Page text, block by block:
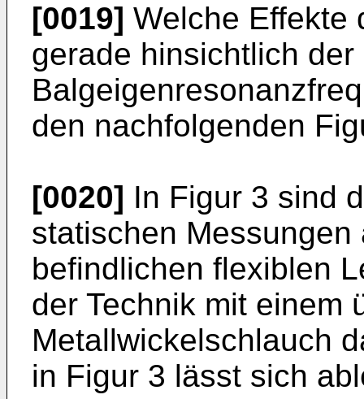
[0019] Welche Effekte
gerade hinsichtlich
den nachfolgenden
[0020] In Figur 3 sind
statischen
befindlichen flexiblen
der Technik mit einem
Metallwickelschlauch
in Figur 3 lässt sich